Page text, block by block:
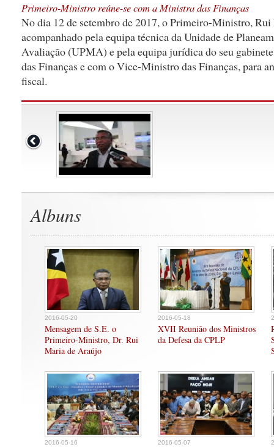
Primeiro-Ministro reúne-se com a Ministra das Finanças
No dia 12 de setembro de 2017, o Primeiro-Ministro,
acompanhado pela equipa técnica da Unidade de
Avaliação (UPMA) e pela equipa jurídica do seu
das Finanças e com o Vice-Ministro das Finanças, para
fiscal.
Albuns
2016-05-20
Mensagem de S.E. o
Primeiro-Ministro, Dr. Rui
Maria de Araújo
2016-05-18
XVII Reunião dos Ministros
da Defesa da CPLP
2016-05-16 2016-05-07